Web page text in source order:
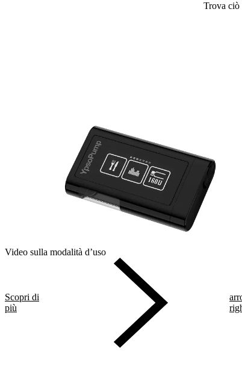
Trova ciò
Video sulla modalità d’uso
Scopri di
più